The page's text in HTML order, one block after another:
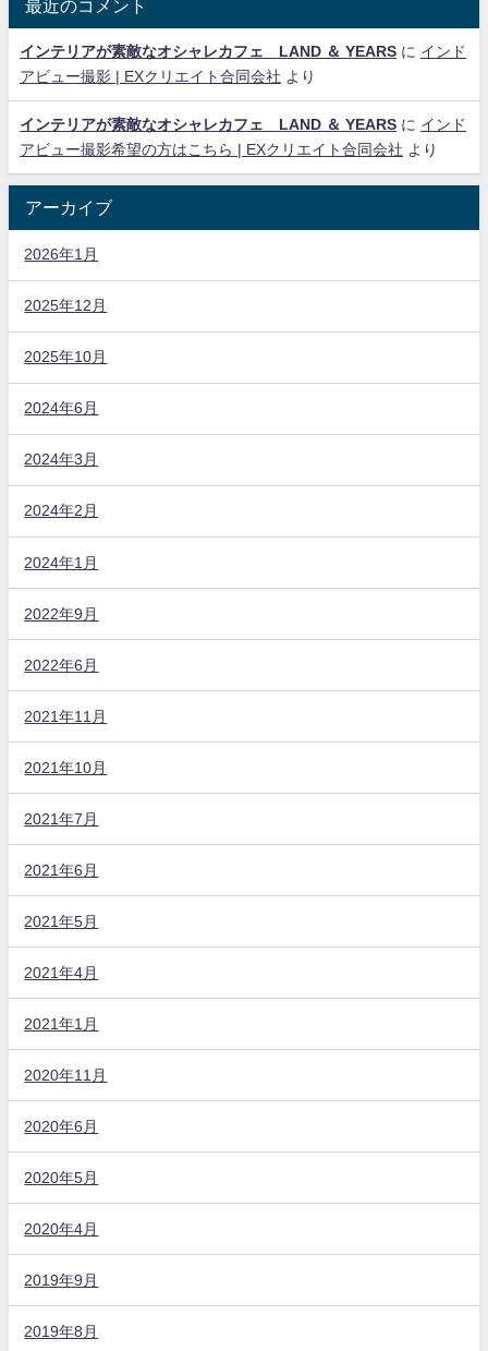
最近のコメント
インテリアが素敵なオシャレカフェ LAND ＆ YEARS に インド
アビュー撮影 | EXクリエイト合同会社 より
インテリアが素敵なオシャレカフェ LAND ＆ YEARS に インド
アビュー撮影希望の方はこちら | EXクリエイト合同会社 より
アーカイブ
2026年1月
2025年12月
2025年10月
2024年6月
2024年3月
2024年2月
2024年1月
2022年9月
2022年6月
2021年11月
2021年10月
2021年7月
2021年6月
2021年5月
2021年4月
2021年1月
2020年11月
2020年6月
2020年5月
2020年4月
2019年9月
2019年8月